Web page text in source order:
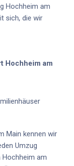
Hochheim am
sich, die wir
Hochheim am
Main kennen wir
Umzug
am